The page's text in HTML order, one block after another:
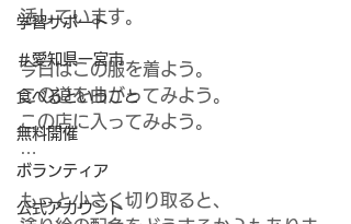
学習サポート
＃愛知県一宮市
食べるということ
無料開催
ボランティア
公式アカウント
活しています。
今日はこの服を着よう。
この道を曲がってみよう。
この店に入ってみよう。
もっと小さく切り取ると、